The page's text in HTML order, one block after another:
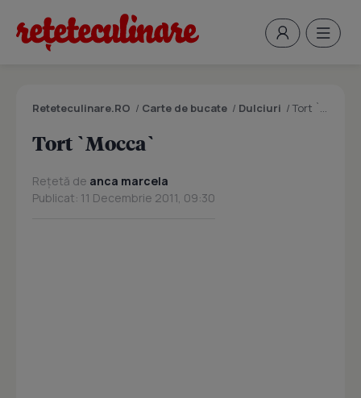
Reteteculinare.RO / Carte de bucate / Dulciuri /Tort `Mocca`
Tort `Mocca`
Rețetă de anca marcela
Publicat: 11 Decembrie 2011, 09:30